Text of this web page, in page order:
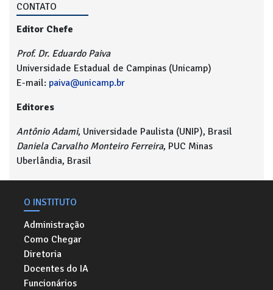
CONTATO
Editor Chefe
Prof. Dr. Eduardo Paiva
Universidade Estadual de Campinas (Unicamp)
E-mail: paiva@unicamp.br
Editores
Antônio Adami, Universidade Paulista (UNIP), Brasil
Daniela Carvalho Monteiro Ferreira, PUC Minas
Uberlândia, Brasil
O INSTITUTO
Administração
Como Chegar
Diretoria
Docentes do IA
Funcionários